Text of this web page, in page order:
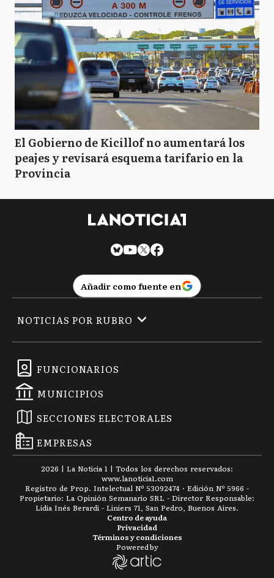
El Gobierno de Kicillof no aumentará los
peajes y revisará esquema tarifario en la
Provincia
Añadir como fuente en
FUNCIONARIOS
MUNICIPIOS
SECCIONES ELECTORALES
EMPRESAS
NOTICIAS POR RUBRO
2026 | La Noticia 1 | Todos los derechos reservados:
www.lanoticia1.com
Registro de Prop. Intelectual Nº 53092474 · Edición Nº 5966 -
Propietario: La Opinión Semanario SRL - Director Responsable:
Lidia Inés Berardi - Liniers 71, San Pedro, Buenos Aires.
Términos y condiciones
Privacidad
Centro de ayuda
Powered by